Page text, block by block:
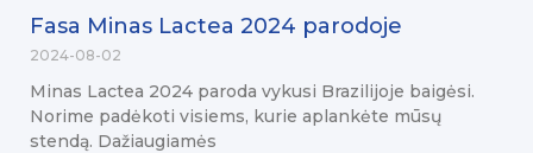
Fasa Minas Lactea 2024 parodoje
2024-08-02
Minas Lactea 2024 paroda vykusi Brazilijoje baigėsi.
Norime padėkoti visiems, kurie aplankėte mūsų
stendą. Dažiaugiamės